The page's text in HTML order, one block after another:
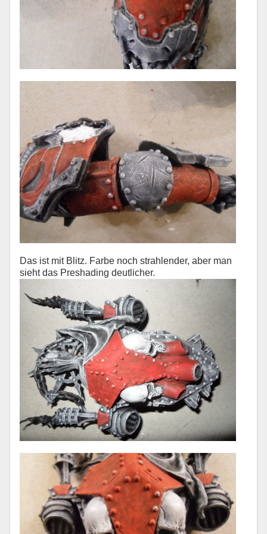
Das ist mit Blitz. Farbe noch strahlender, aber man
sieht das Preshading deutlicher.